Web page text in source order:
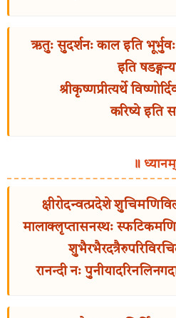
ऋतुः सुदर्शनः काल इति
इति
श्रीकृष्णप्रीत्यर्थे
करिष्ये इति
॥
क्षीरोदन्वत्प्रदेशे
मालाक्लृप्तासनस्थः
रानन्दी नः